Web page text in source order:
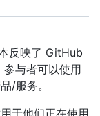
反映了 GitHub
与者可以使用
/服务。
于他们正在使用